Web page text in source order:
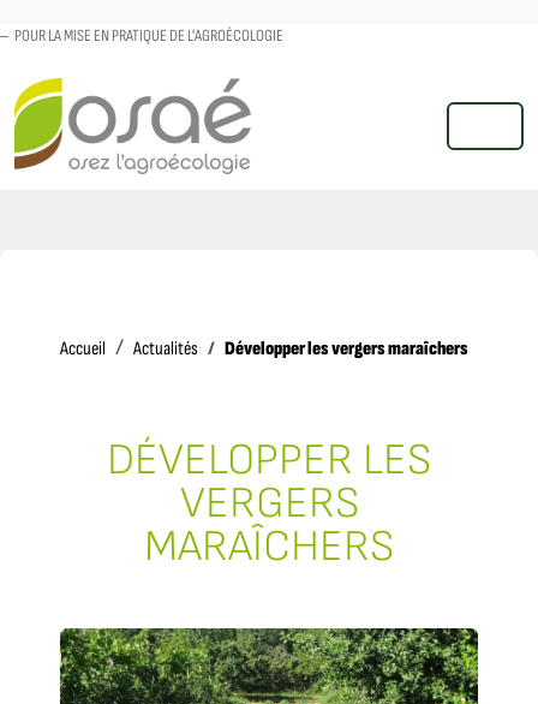
POUR LA MISE EN PRATIQUE DE L'AGROÉCOLOGIE
MENU
Accueil AccueilActualités Développer les vergers maraîchers
DÉVELOPPER LES
VERGERS
MARAÎCHERS